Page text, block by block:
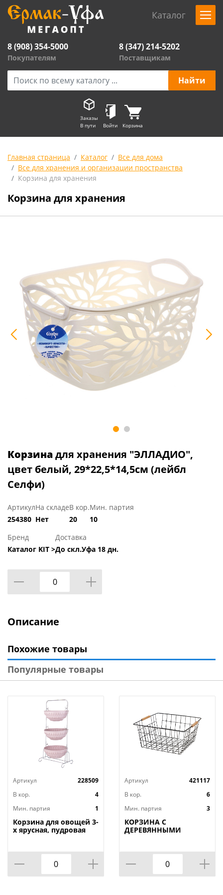
Каталог
8 (908) 354-5000
Покупателям
8 (347) 214-5202
Поставщикам
Заказы
В пути
Войти Корзина
Главная страница Каталог
Все для дома
Все для хранения и организации пространства
Корзина для хранения
Корзина для хранения
Корзинадля хранения "ЭЛЛАДИО",
цвет белый, 29*22,5*14,5см (лейбл
Селфи)
Артикул
254380
На складе
Нет
В кор.
20
Мин. партия
10
Бренд
Каталог KIT >
Доставка
До скл.Уфа 18 дн.
Описание
Похожие товары
Популярные товары
Артикул
228509
В кор.
4
Мин. партия
1
Корзина для овощей 3-
х ярусная, пудровая
Артикул
421117
В кор.
6
Мин. партия
3
КОРЗИНА С
ДЕРЕВЯННЫМИ
(КОР=12ШТ)